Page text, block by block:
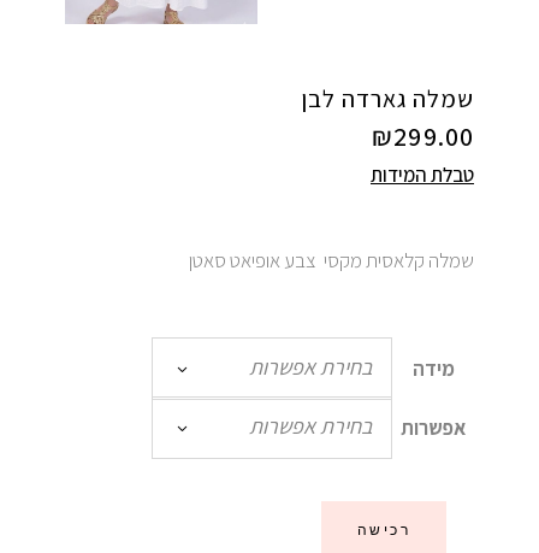
שמלה גארדה לבן
₪299.00
טבלת המידות
שמלה קלאסית מקסי צבע אופיאט סאטן
מידה בחירת אפשרות
אפשרות בחירת אפשרות
רכישה